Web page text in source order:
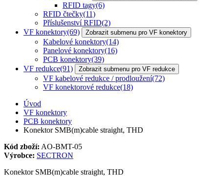
RFID tagy(6)
RFID čtečky(11)
Příslušenství RFID(2)
VF konektory(69) Zobrazit submenu pro VF konektory
Kabelové konektory(14)
Panelové konektory(16)
PCB konektory(39)
VF redukce(91) Zobrazit submenu pro VF redukce
VF kabelové redukce / prodloužení(72)
VF konektorové redukce(18)
Úvod
VF konektory
PCB konektory
Konektor SMB(m)cable straight, THD
Kód zboží: AO-BMT-05
Výrobce: SECTRON
Konektor SMB(m)cable straight, THD